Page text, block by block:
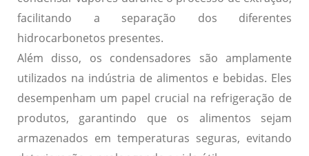
facilitando a separação dos diferentes
hidrocarbonetos presentes.
Além disso, os condensadores são amplamente
utilizados na indústria de alimentos e bebidas. Eles
desempenham um papel crucial na refrigeração de
produtos, garantindo que os alimentos sejam
armazenados em temperaturas seguras, evitando